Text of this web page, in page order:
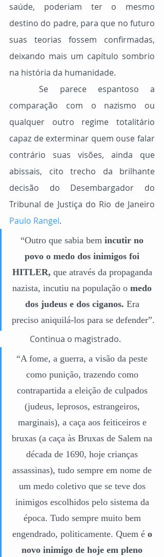
saúde, poderiam ter o mesmo
destino do padre, para que no futuro
suas teorias fossem confirmadas,
deixando mais um capítulo sombrio
na história da humanidade.
	Se parece espantoso a
comparação com o nazismo ou
qualquer outro regime totalitário
capaz de exterminar quem ouse falar
contrário suas visões, ainda que
abissais, cito trecho da brilhante
decisão do Desembargador do
Paulo Rangel.
“Outro que sabia bem incutir no
povo o medo dos inimigos foi
HITLER, que através da propaganda
nazista, incutiu na população o medo
dos judeus e dos ciganos. Era
preciso aniquilá-los para se defender”.
	Continua o magistrado.
“A fome, a guerra, a visão da peste
como punição, trazendo como
contrapartida a eleição de culpados
(judeus, leprosos, estrangeiros,
marginais), a caça aos feiticeiros e
bruxas (a caça às Bruxas de Salem na
década de 1690, hoje crianças
assassinas), tudo sempre em nome de
um medo coletivo que se teve dos
inimigos escolhidos pelo sistema da
época. Tudo sempre muito bem
engendrado, politicamente. Quem é o
novo inimigo de hoje em pleno